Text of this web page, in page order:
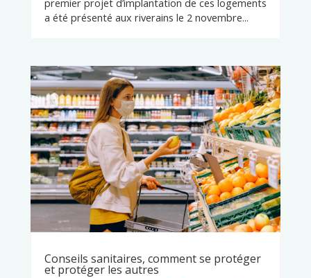
a été présenté aux riverains le 2 novembre...
Conseils sanitaires, comment se protéger
et protéger les autres